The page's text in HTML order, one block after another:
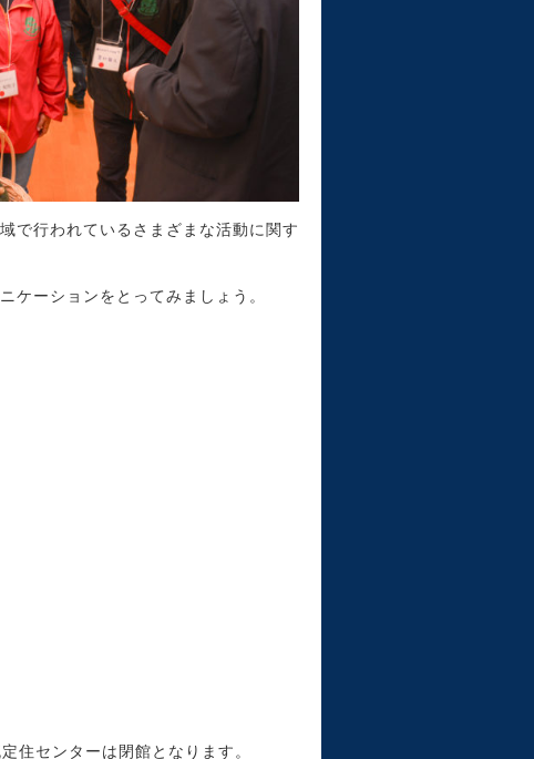
で行われているさまざまな活動に関す
ケーションをとってみましょう。
住センターは閉館となります。